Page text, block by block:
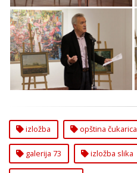
U Susret Mitrovdanu:
U Galeriji 73
Prikazana Izložba
Slika Nataše Gligorić
na Čukarici
izložba opština čukarica
galerija 73 izložba slika